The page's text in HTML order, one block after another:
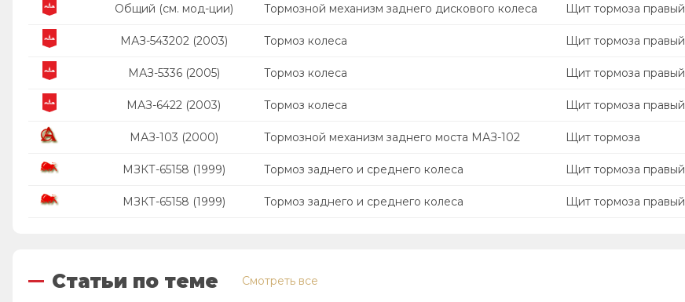
Общий (см. мод-ции) Тормозной механизм заднего дискового колеса Щит тормоза правый
МАЗ-543202 (2003) Тормоз колеса Щит тормоза правый
МАЗ-5336 (2005) Тормоз колеса Щит тормоза правый
МАЗ-6422 (2003) Тормоз колеса Щит тормоза правый
МАЗ-103 (2000) Тормозной механизм заднего моста МАЗ-102 Щит тормоза
МЗКТ-65158 (1999) Тормоз заднего и среднего колеса Щит тормоза правый
МЗКТ-65158 (1999) Тормоз заднего и среднего колеса Щит тормоза правый
Статьи по теме Смотреть все